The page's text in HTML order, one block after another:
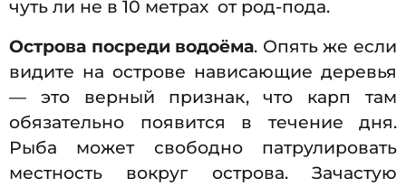
чуть ли не в 10 метрах от род-пода.
Острова посреди водоёма. Опять же если
видите на острове нависающие деревья
— это верный признак, что карп там
обязательно появится в течение дня.
Рыба может свободно патрулировать
местность вокруг острова. Зачастую